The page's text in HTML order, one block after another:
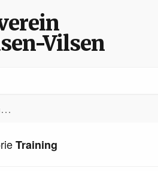
Vilsen
Training